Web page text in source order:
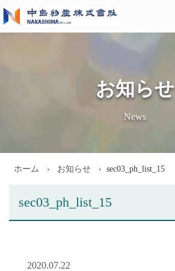
お知らせ
News
ホーム お知らせ sec03_ph_list_15
sec03_ph_list_15
2020.07.22